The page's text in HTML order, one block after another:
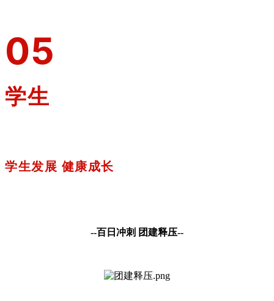
05
学生
学生发展 健康成长
--百日冲刺 团建释压--